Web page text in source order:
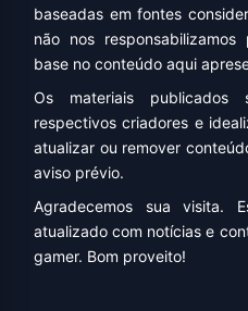
baseadas em fontes
não nos
base no conteúdo aqui
Os materiais
respectivos criadores e
atualizar ou remover
aviso prévio.
Agradecemos sua visita.
atualizado com notícias e
gamer. Bom proveito!